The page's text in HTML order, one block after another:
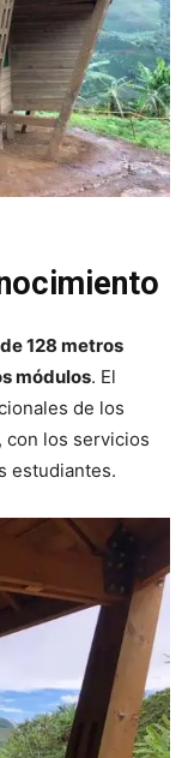
128 metros
módulos. El
de los
con los servicios
estudiantes.